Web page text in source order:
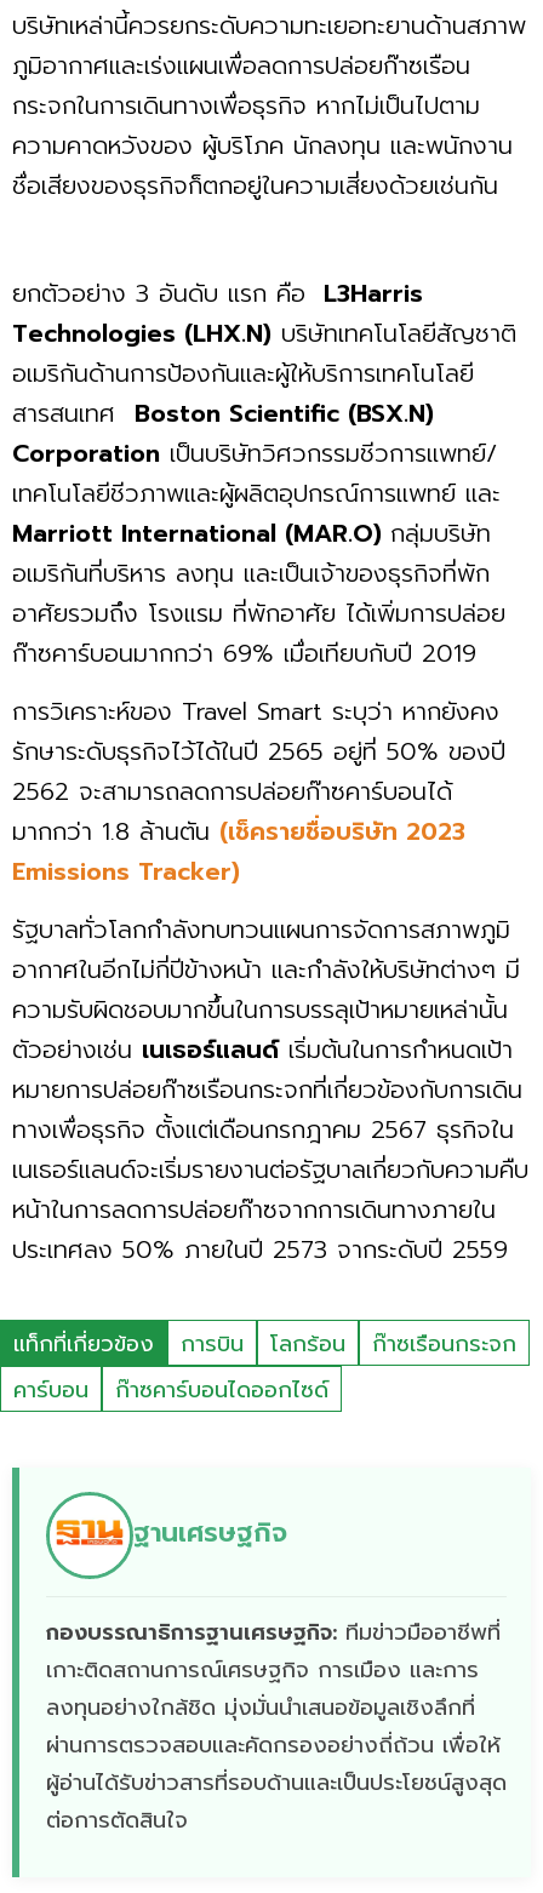
บริษัทเหล่านี้ควรยกระดับความทะเยอทะยานด้านสภาพ
ภูมิอากาศและเร่งแผนเพื่อลดการปล่อยก๊าซเรือน
กระจกในการเดินทางเพื่อธุรกิจ หากไม่เป็นไปตาม
ความคาดหวังของ ผู้บริโภค นักลงทุน และพนักงาน
ชื่อเสียงของธุรกิจก็ตกอยู่ในความเสี่ยงด้วยเช่นกัน
ยกตัวอย่าง 3 อันดับ แรก คือ L3Harris
Technologies (LHX.N) บริษัทเทคโนโลยีสัญชาติ
อเมริกันด้านการป้องกันและผู้ให้บริการเทคโนโลยี
สารสนเทศ Boston Scientific (BSX.N)
Corporation เป็นบริษัทวิศวกรรมชีวการแพทย์/
เทคโนโลยีชีวภาพและผู้ผลิตอุปกรณ์การแพทย์ และ
Marriott International (MAR.O) กลุ่มบริษัท
อเมริกันที่บริหาร ลงทุน และเป็นเจ้าของธุรกิจที่พัก
อาศัยรวมถึง โรงแรม ที่พักอาศัย ได้เพิ่มการปล่อย
ก๊าซคาร์บอนมากกว่า 69% เมื่อเทียบกับปี 2019
การวิเคราะห์ของ Travel Smart ระบุว่า หากยังคง
รักษาระดับธุรกิจไว้ได้ในปี 2565 อยู่ที่ 50% ของปี
2562 จะสามารถลดการปล่อยก๊าซคาร์บอนได้
มากกว่า 1.8 ล้านตัน (เช็ครายชื่อบริษัท 2023
Emissions Tracker)
รัฐบาลทั่วโลกกำลังทบทวนแผนการจัดการสภาพภูมิ
อากาศในอีกไม่กี่ปีข้างหน้า และกำลังให้บริษัทต่างๆ มี
ความรับผิดชอบมากขึ้นในการบรรลุเป้าหมายเหล่านั้น
ตัวอย่างเช่น เนเธอร์แลนด์เริ่มต้นในการกำหนดเป้า
หมายการปล่อยก๊าซเรือนกระจกที่เกี่ยวข้องกับการเดิน
ทางเพื่อธุรกิจ ตั้งแต่เดือนกรกฎาคม 2567 ธุรกิจใน
เนเธอร์แลนด์จะเริ่มรายงานต่อรัฐบาลเกี่ยวกับความคืบ
หน้าในการลดการปล่อยก๊าซจากการเดินทางภายใน
ประเทศลง 50% ภายในปี 2573 จากระดับปี 2559
แท็กที่เกี่ยวข้อง การบิน โลกร้อน
ก๊าซเรือนกระจก
คาร์บอน
ก๊าซคาร์บอนไดออกไซด์
ฐานเศรษฐกิจ
กองบรรณาธิการฐานเศรษฐกิจ: ทีมข่าวมืออาชีพที่
เกาะติดสถานการณ์เศรษฐกิจ การเมือง และการ
ลงทุนอย่างใกล้ชิด มุ่งมั่นนำเสนอข้อมูลเชิงลึกที่
ผ่านการตรวจสอบและคัดกรองอย่างถี่ถ้วน เพื่อให้
ผู้อ่านได้รับข่าวสารที่รอบด้านและเป็นประโยชน์สูงสุด
ต่อการตัดสินใจ